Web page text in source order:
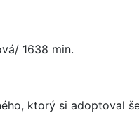
1638 min.
ktorý si